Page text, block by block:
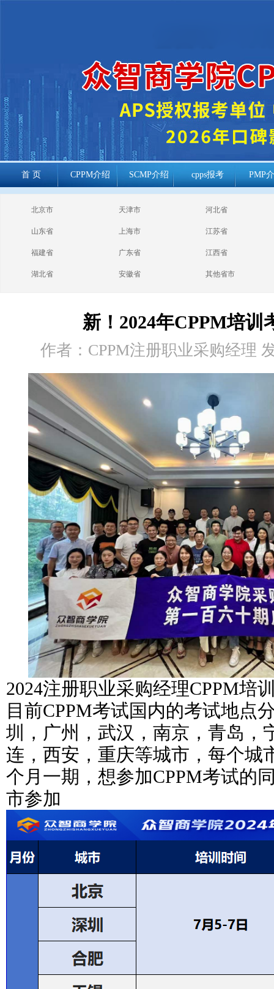
首 页 CPPM介绍 SCMP介绍 cpps报考 PMP
cppm报考常见
问题
北京市 天津市 河北省
山东省 上海市 江苏省
福建省 广东省 江西省
湖北省 安徽省 其他省市
新！2024年CPPM培训
作者：CPPM注册职业采购经理
2024注册职业采购经理CPPM培
目前CPPM考试国内的考试地点
圳，广州，武汉，南京，青岛，
连，西安，重庆等城市，每个城
个月一期，想参加CPPM考试的
市参加